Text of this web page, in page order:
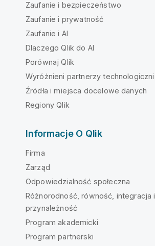
Zaufanie i bezpieczeństwo
Zaufanie i prywatność
Zaufanie i AI
Dlaczego Qlik do AI
Porównaj Qlik
Wyróżnieni partnerzy technologiczni
Źródła i miejsca docelowe danych
Regiony Qlik
Informacje O Qlik
Firma
Zarząd
Odpowiedzialność społeczna
Różnorodność, równość, integracja i
przynależność
Program akademicki
Program partnerski